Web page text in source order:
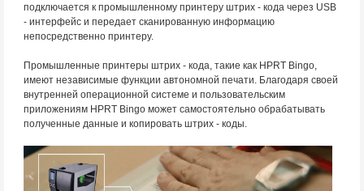
подключается к промышленному принтеру штрих - кода через USB
- интерфейс и передает сканированную информацию
непосредственно принтеру.
Промышленные принтеры штрих - кода, такие как HPRT Bingo,
имеют независимые функции автономной печати. Благодаря своей
внутренней операционной системе и пользовательским
приложениям HPRT Bingo может самостоятельно обрабатывать
полученные данные и копировать штрих - коды.